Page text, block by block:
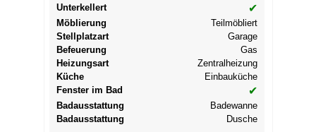
Unterkellert
✔
Möblierung
Teilmöbliert
Stellplatzart
Garage
Befeuerung
Gas
Heizungsart
Zentralheizung
Küche
Einbauküche
Fenster im Bad
✔
Badausstattung
Badewanne
Badausstattung
Dusche